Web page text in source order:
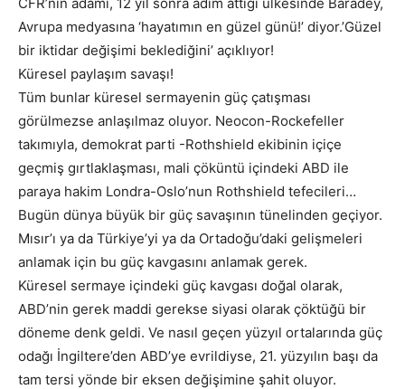
Avrupa medyasına ‘hayatımın en güzel günü!’ diyor.’Güzel
bir iktidar değişimi beklediğini’ açıklıyor!
Küresel paylaşım savaşı!
Tüm bunlar küresel sermayenin güç çatışması
görülmezse anlaşılmaz oluyor. Neocon-Rockefeller
takımıyla, demokrat parti -Rothshield ekibinin içiçe
geçmiş gırtlaklaşması, mali çöküntü içindeki ABD ile
paraya hakim Londra-Oslo’nun Rothshield tefecileri…
Bugün dünya büyük bir güç savaşının tünelinden geçiyor.
Mısır’ı ya da Türkiye’yi ya da Ortadoğu’daki gelişmeleri
anlamak için bu güç kavgasını anlamak gerek.
Küresel sermaye içindeki güç kavgası doğal olarak,
ABD’nin gerek maddi gerekse siyasi olarak çöktüğü bir
döneme denk geldi. Ve nasıl geçen yüzyıl ortalarında güç
odağı İngiltere’den ABD’ye evrildiyse, 21. yüzyılın başı da
tam tersi yönde bir eksen değişimine şahit oluyor.